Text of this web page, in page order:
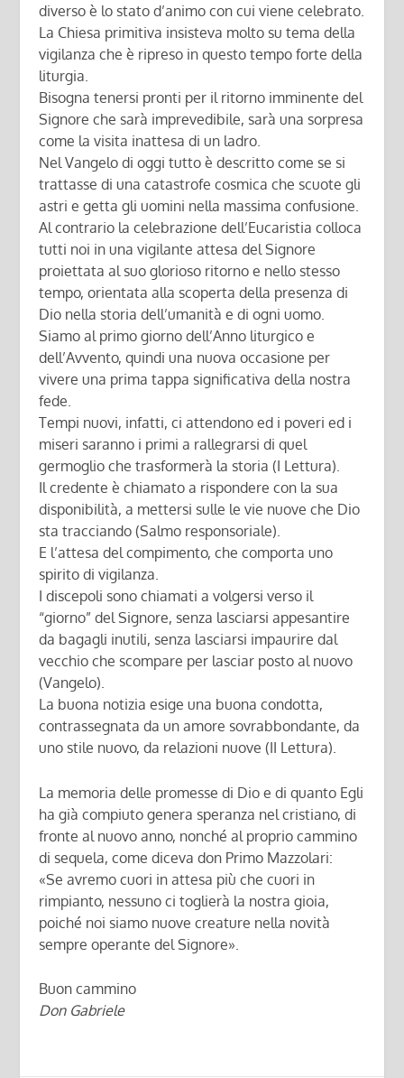
diverso è lo stato d’animo con cui viene celebrato.
La Chiesa primitiva insisteva molto su tema della
vigilanza che è ripreso in questo tempo forte della
liturgia.
Bisogna tenersi pronti per il ritorno imminente del
Signore che sarà imprevedibile, sarà una sorpresa
come la visita inattesa di un ladro.
Nel Vangelo di oggi tutto è descritto come se si
trattasse di una catastrofe cosmica che scuote gli
astri e getta gli uomini nella massima confusione.
Al contrario la celebrazione dell’Eucaristia colloca
tutti noi in una vigilante attesa del Signore
proiettata al suo glorioso ritorno e nello stesso
tempo, orientata alla scoperta della presenza di
Dio nella storia dell’umanità e di ogni uomo.
Siamo al primo giorno dell’Anno liturgico e
dell’Avvento, quindi una nuova occasione per
vivere una prima tappa significativa della nostra
fede.
Tempi nuovi, infatti, ci attendono ed i poveri ed i
miseri saranno i primi a rallegrarsi di quel
germoglio che trasformerà la storia (I Lettura).
Il credente è chiamato a rispondere con la sua
disponibilità, a mettersi sulle le vie nuove che Dio
sta tracciando (Salmo responsoriale).
E l’attesa del compimento, che comporta uno
spirito di vigilanza.
I discepoli sono chiamati a volgersi verso il
“giorno” del Signore, senza lasciarsi appesantire
da bagagli inutili, senza lasciarsi impaurire dal
vecchio che scompare per lasciar posto al nuovo
(Vangelo).
La buona notizia esige una buona condotta,
contrassegnata da un amore sovrabbondante, da
uno stile nuovo, da relazioni nuove (II Lettura).
La memoria delle promesse di Dio e di quanto Egli
ha già compiuto genera speranza nel cristiano, di
fronte al nuovo anno, nonché al proprio cammino
di sequela, come diceva don Primo Mazzolari:
«Se avremo cuori in attesa più che cuori in
rimpianto, nessuno ci toglierà la nostra gioia,
poiché noi siamo nuove creature nella novità
sempre operante del Signore».
Buon cammino
Don Gabriele